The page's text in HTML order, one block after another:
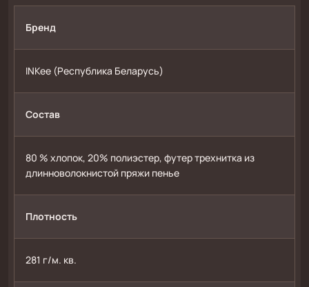
Бренд
INKee (Республика Беларусь)
Состав
80 % хлопок, 20% полиэстер, футер трехнитка из
длинноволокнистой пряжи пенье
Плотность
281 г/м. кв.